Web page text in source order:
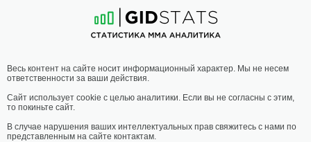
Весь контент на сайте носит информационный характер. Мы не несем
ответственности за ваши действия.
Сайт использует cookie с целью аналитики. Если вы не согласны с этим,
то покиньте сайт.
В случае нарушения ваших интеллектуальных прав свяжитесь с нами по
представленным на сайте контактам.